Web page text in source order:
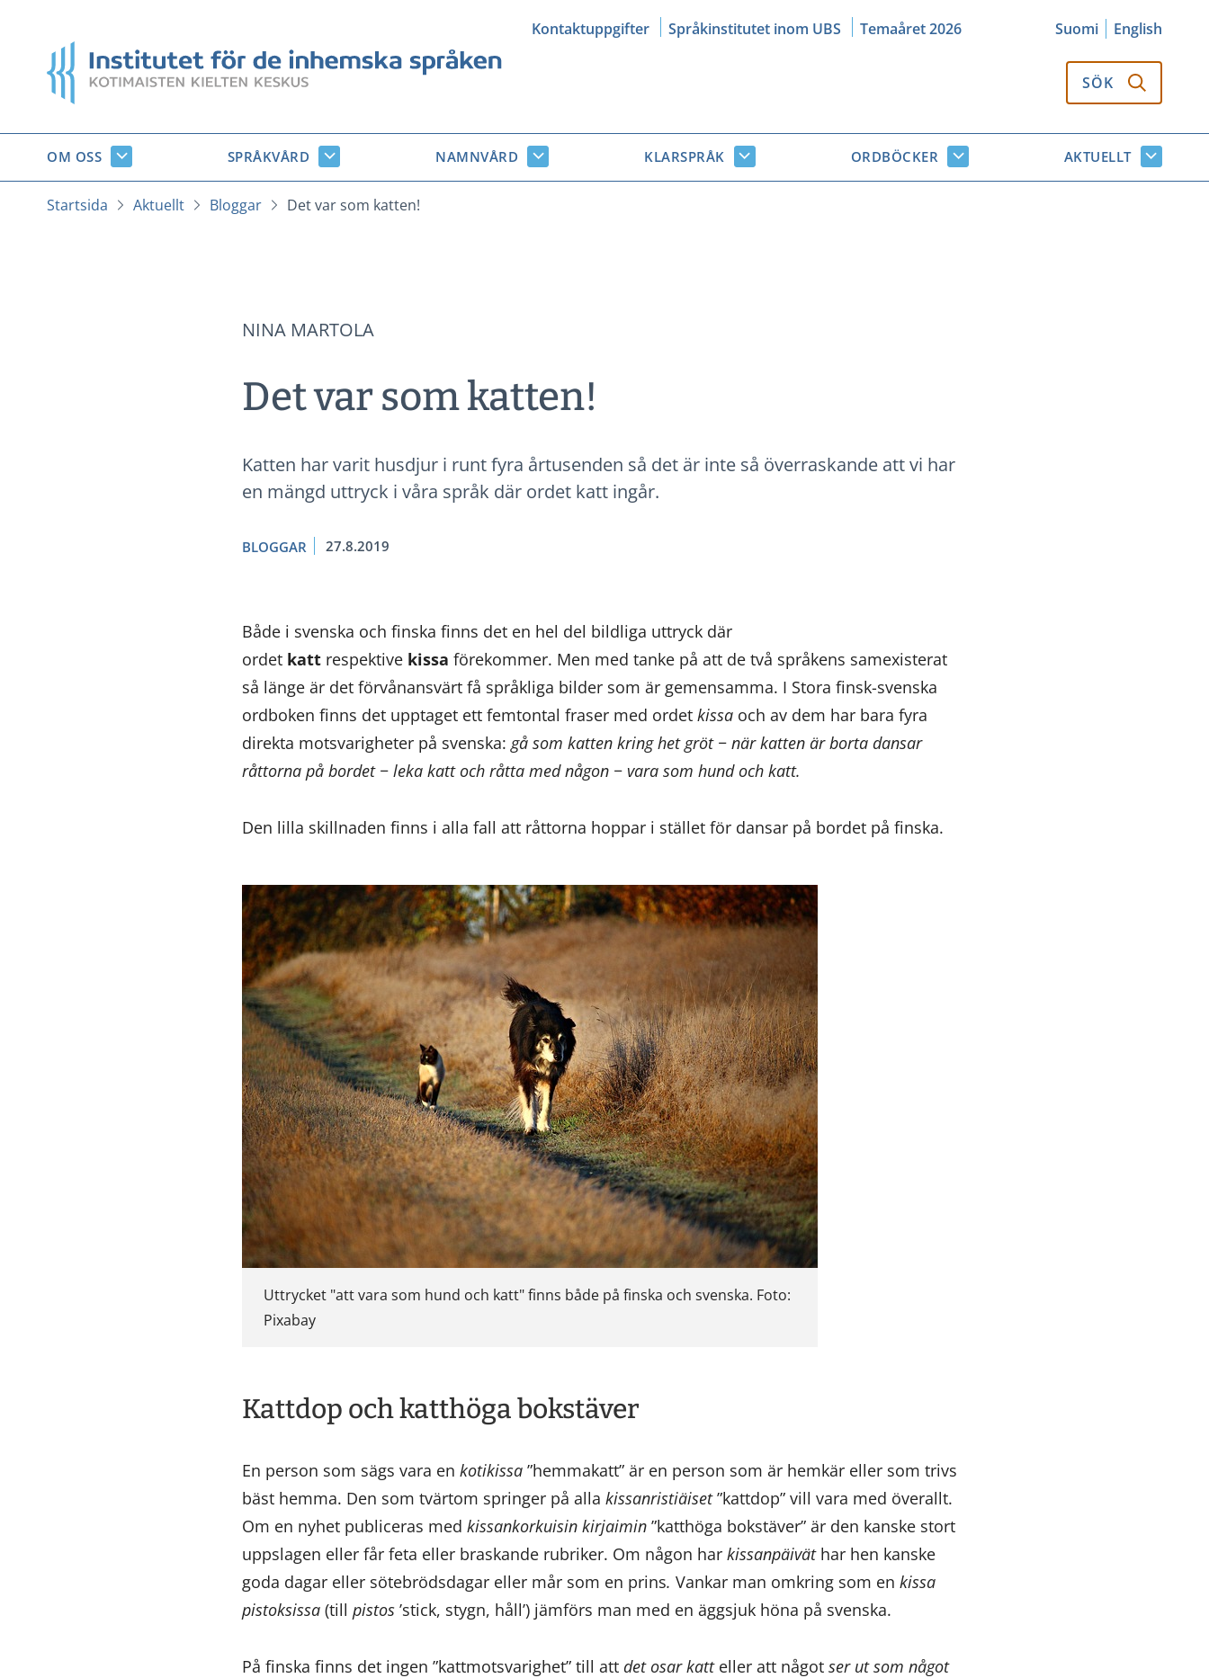
innehåll
Kontaktuppgifter Språkinstitutet inom UBS Temaåret 2026 Suomi
English
Startsida
SÖK
OM OSS
Om
oss
undersidor
SPRÅKVÅRD
Språkvård
undersidor
NAMNVÅRD
Namnvård
undersidor
KLARSPRÅK
Klarspråk
undersidor
ORDBÖCKER
Ordböcker
undersidor
AKTUELLT
Aktuellt
Startsida
Aktuellt Bloggar Det var som katten!
NINA MARTOLA
Det var som katten!
Katten har varit husdjur i runt fyra årtusenden så det är inte så överraskande att vi har
en mängd uttryck i våra språk där ordet katt ingår.
BLOGGAR 27.8.2019
Både i svenska och finska finns det en hel del bildliga uttryck där
ordet katt respektive kissa förekommer. Men med tanke på att de två språkens samexisterat
så länge är det förvånansvärt få språkliga bilder som är gemensamma. I Stora finsk-svenska
ordboken finns det upptaget ett femtontal fraser med ordet kissa och av dem har bara fyra
direkta motsvarigheter på svenska: gå som katten kring het gröt − när katten är borta dansar
råttorna på bordet − leka katt och råtta med någon − vara som hund och katt.
Den lilla skillnaden finns i alla fall att råttorna hoppar i stället för dansar på bordet på finska.
Uttrycket "att vara som hund och katt" finns både på finska och svenska. Foto:
Pixabay
Kattdop och katthöga bokstäver
En person som sägs vara en kotikissa ”hemmakatt” är en person som är hemkär eller som trivs
bäst hemma. Den som tvärtom springer på alla kissanristiäiset”kattdop” vill vara med överallt.
Om en nyhet publiceras med kissankorkuisin kirjaimin”katthöga bokstäver” är den kanske stort
uppslagen eller får feta eller braskande rubriker. Om någon har kissanpäivät har hen kanske
goda dagar eller sötebrödsdagar eller mår som en prins. Vankar man omkring som en kissa
pistoksissa(till pistos ’stick, stygn, håll’) jämförs man med en äggsjuk höna på svenska.
På finska finns det ingen ”kattmotsvarighet” till att det osar katteller att något ser ut som något